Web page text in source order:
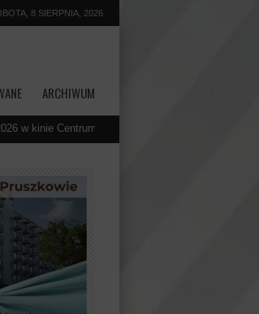
8 SIERPNIA, 2026
ARCHIWUM
Kultury 58. Międzynarodowa Olimpiada